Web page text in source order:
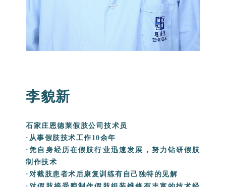
李貌新
石家庄恩德莱假肢公司技术员
·从事假肢技术工作10余年
·凭自身经历在假肢行业迅速发展，努力钻研假肢
制作技术
·对截肢患者术后康复训练有自己独特的见解